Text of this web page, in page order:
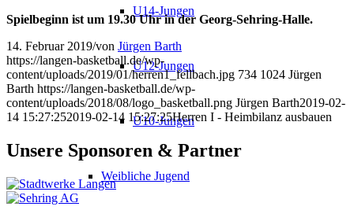
U14-Jungen
U12-Jungen
U10-Jungen
Weibliche Jugend
Spielbeginn ist um 19.30 Uhr in der Georg-Sehring-Halle.
14. Februar 2019/von Jürgen Barth
https://langen-basketball.de/wp-
content/uploads/2019/01/herren1_fellbach.jpg 734 1024 Jürgen
Barth https://langen-basketball.de/wp-
content/uploads/2018/08/logo_basketball.png Jürgen Barth2019-02-
14 15:27:252019-02-14 15:27:25Herren I - Heimbilanz ausbauen
Unsere Sponsoren & Partner